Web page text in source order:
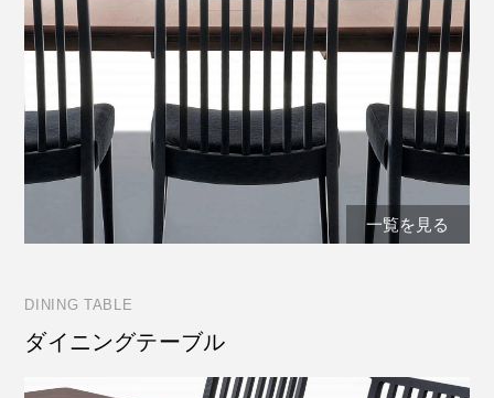
一覧を見る
DINING TABLE
ダイニングテーブル